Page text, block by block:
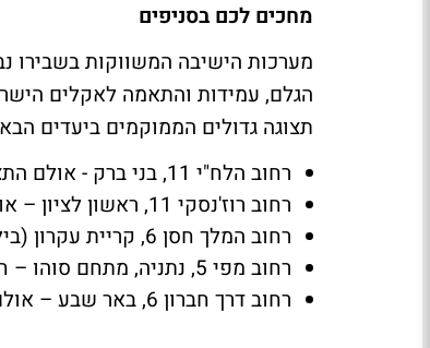
מחכים לכם בסניפים
מערכות הישיבה המשווקות בשבירו
הגלם, עמידות והתאמה לאקלים
תצוגה גדולים הממוקמים ביעדים
רחוב הלח"י 11, בני ברק - אולם התצוגה הראשי של שבירו הנפרש על 1,500 מ"ר ומרהיב ביופיו.
רחוב רוז'נסקי 11, ראשון לציון – אולם תצוגה מפואר בעל שתי קומות הנפרש על כ- 1,000 מ"ר.
רחוב המלך חסן 6, קריית עקרון (בילו) – סניף גדול ויפה בעל שתי קומות הנפרש על כ- 750 מ"ר.
רחוב מפי 5, נתניה, מתחם סוהו – חנות קונספט של כ- 450 מטרים קרובה לאיקאה ומחלף פולג.
רחוב דרך חברון 6, באר שבע – אולם תצוגה חדש ומרשים!